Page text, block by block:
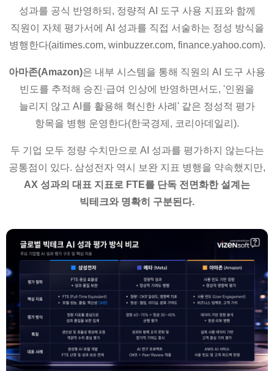
성과를 공식 반영하되, 정량적 AI 도구 사용 지표와 함께
직원이 자체 평가서에 AI 성과를 직접 서술하는 정성 방식을
병행한다(aitimes.com, winbuzzer.com, finance.yahoo.com).
아마존(Amazon)은 내부 시스템을 통해 직원의 AI 도구 사용
빈도를 추적해 승진·급여 인상에 반영하면서도, '인원을
늘리지 않고 AI를 활용해 혁신한 사례' 같은 정성적 평가
항목을 병행 운영한다(한국경제, 코리아데일리).
두 기업 모두 정량 수치만으로 AI 성과를 평가하지 않는다는
공통점이 있다. 삼성전자 역시 보완 지표 병행을 약속했지만,
AX 성과의 대표 지표로 FTE를 단독 전면화한 설계는
빅테크와 명확히 구분된다.